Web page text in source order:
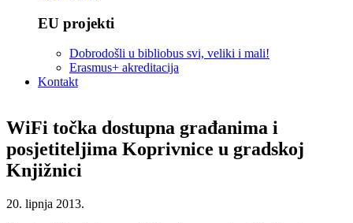
EU projekti
Dobrodošli u bibliobus svi, veliki i mali!
Erasmus+ akreditacija
Kontakt
WiFi točka dostupna građanima i
posjetiteljima Koprivnice u gradskoj
Knjižnici
20. lipnja 2013.